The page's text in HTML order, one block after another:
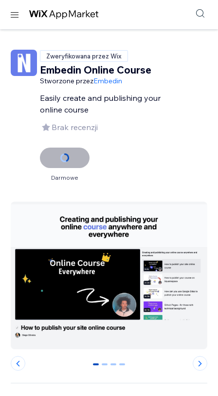
Zweryfikowana przez Wix
Embedin Online Course
Stworzone przezEmbedin
Easily create and publishing your
online course
Brak recenzji
Darmowe
0 1 2 3